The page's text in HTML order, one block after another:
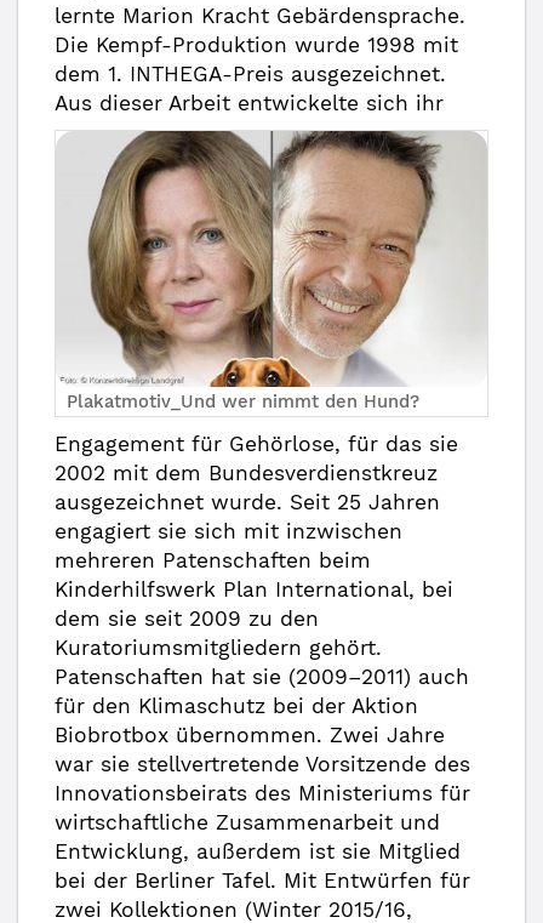
lernte Marion Kracht Gebärdensprache.
Die Kempf-Produktion wurde 1998 mit
dem 1. INTHEGA-Preis ausgezeichnet.
Aus dieser A
Plakatmotiv_Und wer nimmt den Hund?
rbeit entwickelte sich ihr
Engagement für Gehörlose, für das sie
2002 mit dem Bundesverdienstkreuz
ausgezeichnet wurde. Seit 25 Jahren
engagiert sie sich mit inzwischen
mehreren Patenschaften beim
Kinderhilfswerk Plan International, bei
dem sie seit 2009 zu den
Kuratoriumsmitgliedern gehört.
Patenschaften hat sie (2009–2011) auch
für den Klimaschutz bei der Aktion
Biobrotbox übernommen. Zwei Jahre
war sie stellvertretende Vorsitzende des
Innovationsbeirats des Ministeriums für
wirtschaftliche Zusammenarbeit und
Entwicklung, außerdem ist sie Mitglied
bei der Berliner Tafel. Mit Entwürfen für
zwei Kollektionen (Winter 2015/16,